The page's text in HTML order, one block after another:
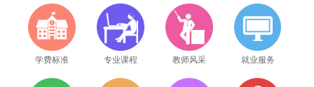
学费标准 专业课程 教师风采 就业服务